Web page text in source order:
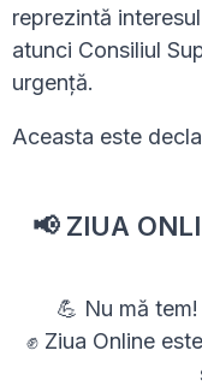
reprezintă
atunci Consiliul
urgență.
Aceasta este
📢 ZIUA
💪 Nu mă
✊ Ziua Online